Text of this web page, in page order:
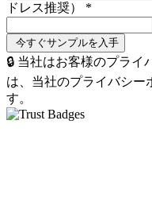
ドレス推奨） *
🔒 当社はお客様のプラ
は、当社のプライバシー
す。